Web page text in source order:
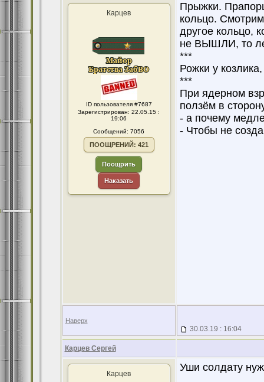
Карцев
ID пользователя #7687
Зарегистрирован: 22.05.15 :
19:06
Сообщений: 7056
ПООЩРЕНИЙ: 421
Поощрить
Наказать
Прыжки.
кольцо.
другое кольцо,
не ВЫШЛИ, то
***
Рожки у
***
При ядерном
ползём в
- а почему
- Чтобы не
Наверх
30.03.19 : 16:04
Карцев Сергей
Карцев
Уши солдату